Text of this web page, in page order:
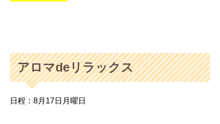
アロマdeリラックス
日程：8月17日月曜日